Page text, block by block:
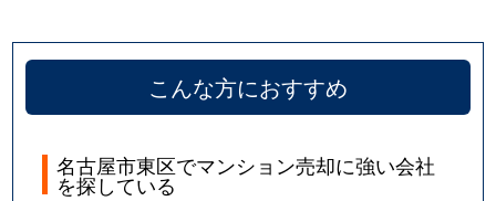
こんな方におすすめ
名古屋市東区でマンション売却に強い会社
を探している